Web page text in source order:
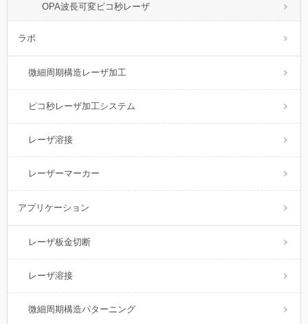
OPA波長可変ピコ秒レーザ
ラボ
微細周期構造レーザ加工
ピコ秒レーザ加工システム
レーザ溶接
レーザーマーカー
アプリケーション
レーザ板金切断
レーザ溶接
微細周期構造パターニング